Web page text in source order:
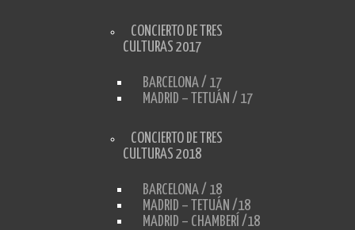
CONCIERTO DE TRES
CULTURAS 2017
BARCELONA / 17
MADRID – TETUÁN / 17
CONCIERTO DE TRES
CULTURAS 2018
BARCELONA / 18
MADRID – TETUÁN /18
MADRID – CHAMBERÍ /18